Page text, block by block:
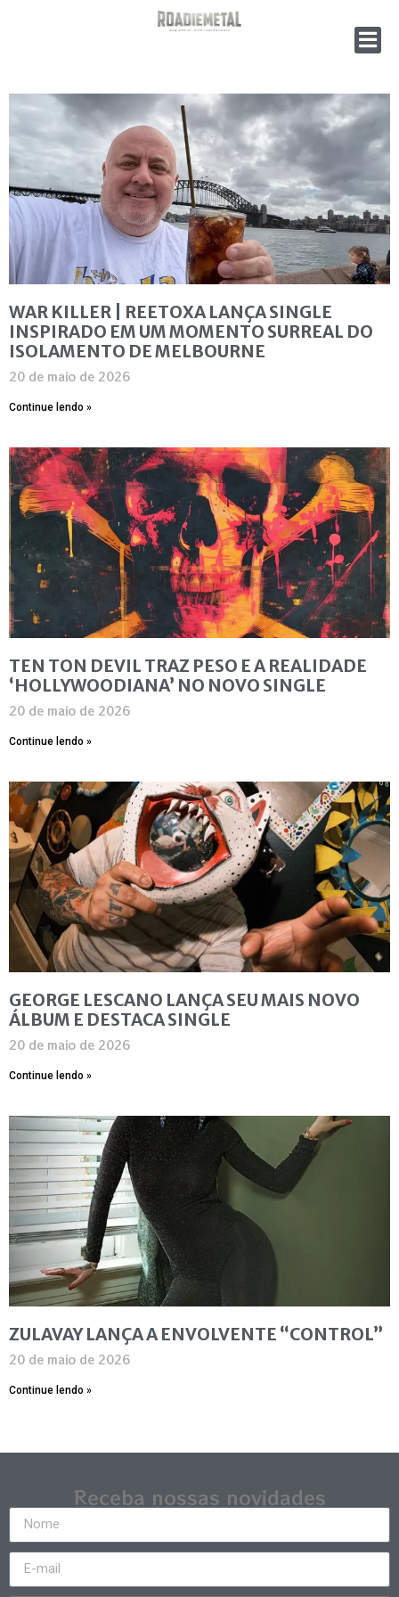
WAR KILLER | REETOXA LANÇA SINGLE
INSPIRADO EM UM MOMENTO SURREAL DO
ISOLAMENTO DE MELBOURNE
20 de maio de 2026
Continue lendo »
TEN TON DEVIL TRAZ PESO E A REALIDADE
‘HOLLYWOODIANA’ NO NOVO SINGLE
20 de maio de 2026
Continue lendo »
GEORGE LESCANO LANÇA SEU MAIS NOVO
ÁLBUM E DESTACA SINGLE
20 de maio de 2026
Continue lendo »
ZULAVAY LANÇA A ENVOLVENTE “CONTROL”
20 de maio de 2026
Continue lendo »
Receba nossas novidades